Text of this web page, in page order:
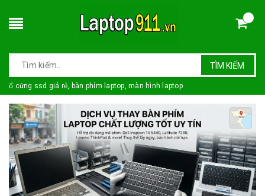
TÌM KIẾM
ổ cứng ssd giá rẻ, bàn phím laptop, màn hình laptop